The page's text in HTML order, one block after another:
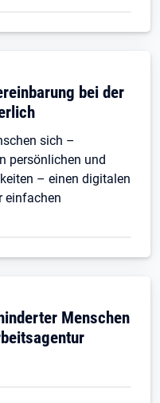
bei der
sich –
persönlichen und
– einen digitalen
einfachen
Menschen